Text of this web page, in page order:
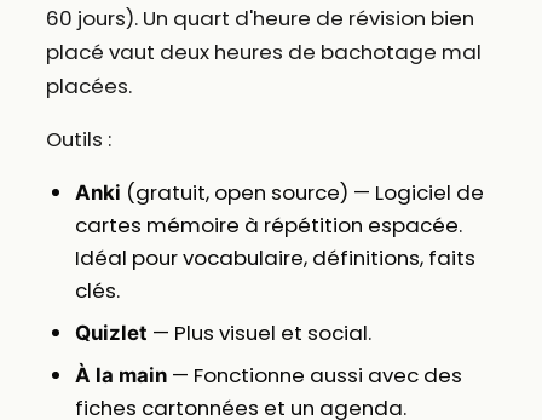
60 jours). Un quart d'heure de révision bien
placé vaut deux heures de bachotage mal
placées.
Outils :
Anki (gratuit, open source) — Logiciel de
cartes mémoire à répétition espacée.
Idéal pour vocabulaire, définitions, faits
clés.
Quizlet — Plus visuel et social.
À la main— Fonctionne aussi avec des
fiches cartonnées et un agenda.